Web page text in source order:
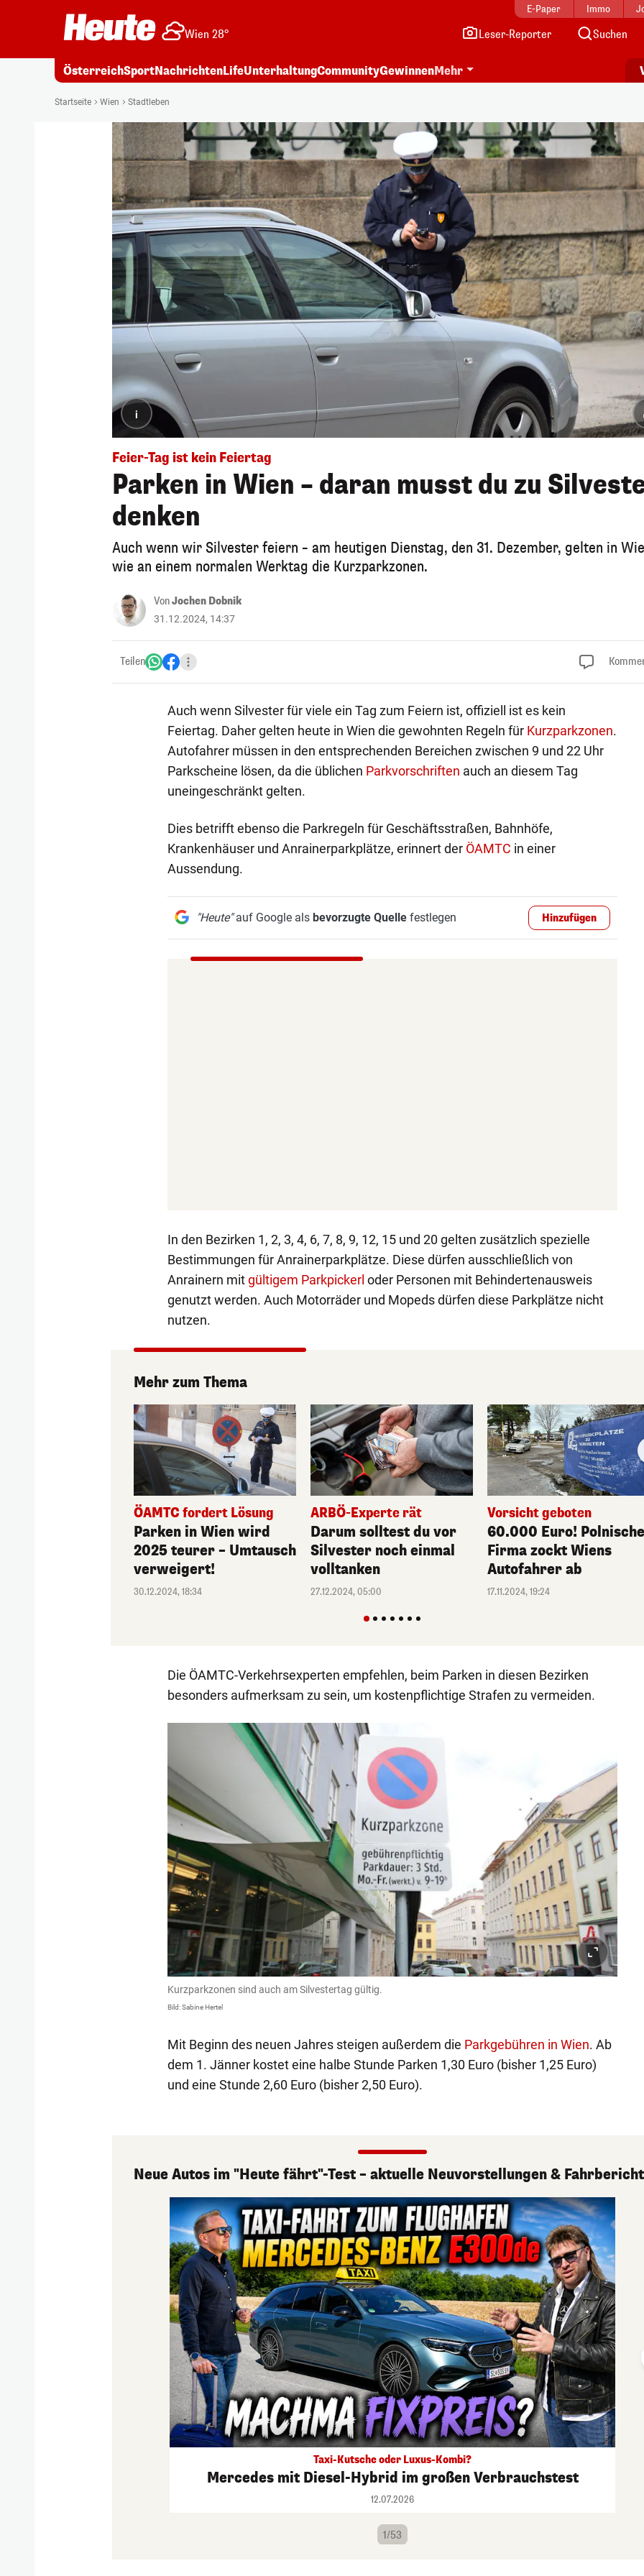
E-Paper Immo
Wien 28° Leser-Reporter Suchen
ÖsterreichSportNachrichtenLifeUnterhaltungCommunityGewinnenMehr
Startseite Wien Stadtleben
i
Feier-Tag ist kein Feiertag
Parken in Wien – daran musst du zu
denken
Auch wenn wir Silvester feiern – am heutigen Dienstag, den 31. Dezember, gelten in
wie an einem normalen Werktag die Kurzparkzonen.
VonJochen Dobnik
31.12.2024, 14:37
Teilen
Auch wenn Silvester für viele ein Tag zum Feiern ist, offiziell ist es kein
Feiertag. Daher gelten heute in Wien die gewohnten Regeln für Kurzparkzonen.
Autofahrer müssen in den entsprechenden Bereichen zwischen 9 und 22 Uhr
Parkscheine lösen, da die üblichen Parkvorschriften auch an diesem Tag
uneingeschränkt gelten.
Dies betrifft ebenso die Parkregeln für Geschäftsstraßen, Bahnhöfe,
Krankenhäuser und Anrainerparkplätze, erinnert der ÖAMTC in einer
Aussendung.
"Heute"auf Google als bevorzugte Quellefestlegen Hinzufügen
In den Bezirken 1, 2, 3, 4, 6, 7, 8, 9, 12, 15 und 20 gelten zusätzlich spezielle
Bestimmungen für Anrainerparkplätze. Diese dürfen ausschließlich von
Anrainern mitgültigem Parkpickerl oder Personen mit Behindertenausweis
genutzt werden. Auch Motorräder und Mopeds dürfen diese Parkplätze nicht
nutzen.
Mehr zum Thema
ÖAMTC fordert Lösung
Parken in Wien wird
2025 teurer – Umtausch
verweigert!
30.12.2024, 18:34
ARBÖ-Experte rät
Darum solltest du vor
Silvester noch einmal
volltanken
27.12.2024, 05:00
Vorsicht geboten
60.000 Euro!
Firma zockt Wiens
Autofahrer ab
17.11.2024, 19:24
Die ÖAMTC-Verkehrsexperten empfehlen, beim Parken in diesen Bezirken
besonders aufmerksam zu sein, um kostenpflichtige Strafen zu vermeiden.
Kurzparkzonen sind auch am Silvestertag gültig.
Bild: Sabine Hertel
Mit Beginn des neuen Jahres steigen außerdem die Parkgebühren in Wien. Ab
dem 1. Jänner kostet eine halbe Stunde Parken 1,30 Euro (bisher 1,25 Euro)
und eine Stunde 2,60 Euro (bisher 2,50 Euro).
Neue Autos im "Heute fährt"-Test – aktuelle Neuvorstellungen &
Taxi-Kutsche oder Luxus-Kombi?
Mercedes mit Diesel-Hybrid im großen Verbrauchstest
12.07.2026
1/53